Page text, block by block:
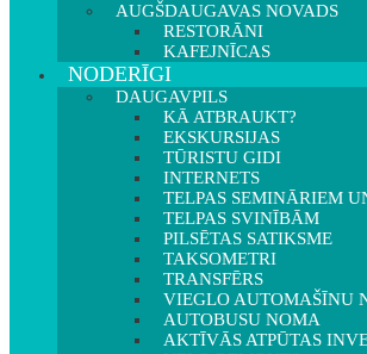
AUGŠDAUGAVAS NOVADS
RESTORĀNI
KAFEJNĪCAS
NODERĪGI
DAUGAVPILS
KĀ ATBRAUKT?
EKSKURSIJAS
TŪRISTU GIDI
INTERNETS
TELPAS SEMINĀRIEM
TELPAS SVINĪBĀM
PILSĒTAS SATIKSME
TAKSOMETRI
TRANSFĒRS
VIEGLO AUTOMAŠĪNU
AUTOBUSU NOMA
AKTĪVĀS ATPŪTAS